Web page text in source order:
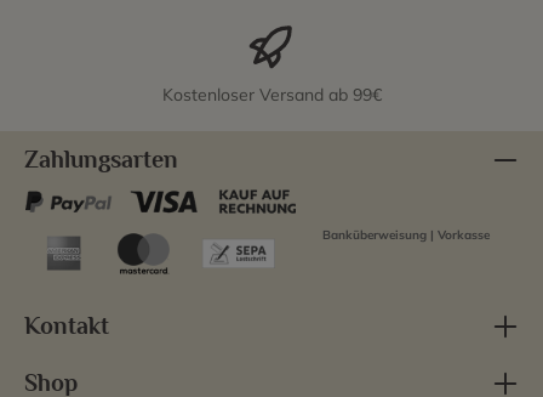
Kostenloser Versand ab 99€
Shop
Zahlungsarten
Banküberweisung | Vorkasse
Kontakt